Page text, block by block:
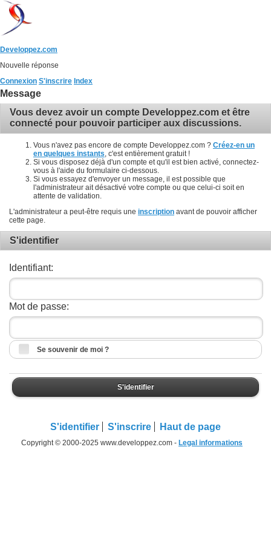
Developpez.com
Nouvelle réponse
Connexion S'inscrire Index
Message
Vous devez avoir un compte Developpez.com et être
connecté pour pouvoir participer aux discussions.
Vous n'avez pas encore de compte Developpez.com ? Créez-en un
en quelques instants , c'est entièrement gratuit !
Si vous disposez déjà d'un compte et qu'il est bien activé, connectez-
vous à l'aide du formulaire ci-dessous.
Si vous essayez d'envoyer un message, il est possible que
l'administrateur ait désactivé votre compte ou que celui-ci soit en
attente de validation.
L'administrateur a peut-être requis une inscription avant de pouvoir afficher
cette page.
S'identifier
Identifiant:
Mot de passe:
Se souvenir de moi ?
S'identifier
S'identifier S'inscrire Haut de page
Copyright © 2000-2025 www.developpez.com - Legal informations